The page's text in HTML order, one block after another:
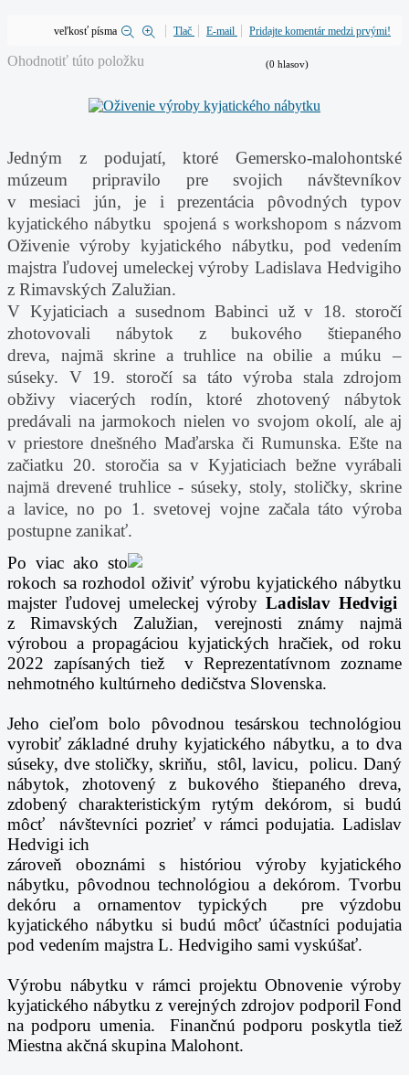
veľkosť písma Tlač E-mail Pridajte komentár medzi prvými!
Ohodnotiť túto položku (0 hlasov)
Jedným z podujatí, ktoré Gemersko-malohontské
múzeum pripravilo pre svojich návštevníkov
v mesiaci jún, je i prezentácia pôvodných typov
kyjatického nábytku spojená s workshopom s názvom
Oživenie výroby kyjatického nábytku, pod vedením
majstra ľudovej umeleckej výroby Ladislava Hedvigiho
z Rimavských Zalužian.
V Kyjaticiach a susednom Babinci už v 18. storočí
zhotovovali nábytok z bukového štiepaného
dreva, najmä skrine a truhlice na obilie a múku –
súseky. V 19. storočí sa táto výroba stala zdrojom
obživy viacerých rodín, ktoré zhotovený nábytok
predávali na jarmokoch nielen vo svojom okolí, ale aj
v priestore dnešnéhoMaďarska či Rumunska. Ešte na
začiatku 20. storočia sa v Kyjaticiach bežne vyrábali
najmä drevené truhlice - súseky, stoly, stoličky, skrine
a lavice, no po 1. svetovej vojne začala táto výroba
postupne zanikať.
Po viac ako sto
rokoch sa rozhodol oživiť výrobu kyjatického nábytku
majster ľudovej umeleckej výrobyLadislav Hedvigi
z Rimavských Zalužian, verejnosti známy najmä
výrobou a propagáciou kyjatických hračiek, od roku
2022 zapísaných tiež v Reprezentatívnom zozname
nehmotného kultúrneho dedičstva Slovenska.
Jehocieľom bolo pôvodnou tesárskou technológiou
vyrobiť základné druhy kyjatického nábytku, a to dva
súseky, dve stoličky, skriňu, stôl, lavicu, policu. Daný
nábytok, zhotovený z bukového štiepaného dreva,
zdobený charakteristickým rytým dekórom, si budú
môcť návštevníci pozrieť v rámci podujatia. Ladislav
Hedvigi ich
zároveň oboznámi s históriou výroby kyjatického
nábytku, pôvodnou technológiou a dekórom. Tvorbu
dekóru a ornamentov typických pre výzdobu
kyjatického nábytku si budú môcť účastníci podujatia
pod vedením majstra L. Hedvigiho sami vyskúšať.
Výrobu nábytku v rámci projektu Obnovenie výroby
kyjatického nábytku z verejných zdrojov podporil Fond
na podporu umenia. Finančnú podporu poskytla tiež
Miestna akčná skupina Malohont.